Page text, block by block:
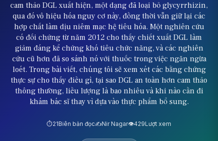
cam thảo DGL xuất hiện, một dạng đã loại bỏ glycyrrhizin,
qua đó vô hiệu hóa nguy cơ này, đồng thời vẫn giữ lại các
hợp chất làm dịu niêm mạc hệ tiêu hóa. Một nghiên cứu
có đối chứng từ năm 2012 cho thấy chiết xuất DGL làm
giảm đáng kể chứng khó tiêu chức năng, và các nghiên
cứu cũ hơn đã so sánh nó với thuốc trong việc ngăn ngừa
loét. Trong bài viết, chúng tôi sẽ xem xét các bằng chứng
thực sự cho thấy điều gì, tại sao DGL an toàn hơn cam thảo
thông thường, liều lượng là bao nhiêu và khi nào cần đi
khám bác sĩ thay vì dựa vào thực phẩm bổ sung.
⏱️21Biên bản đọc✍️Nir Nagar👁️429Lượt xem